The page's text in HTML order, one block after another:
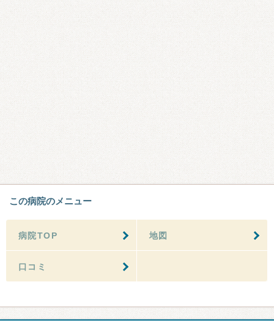
この病院のメニュー
病院TOP 地図
口コミ